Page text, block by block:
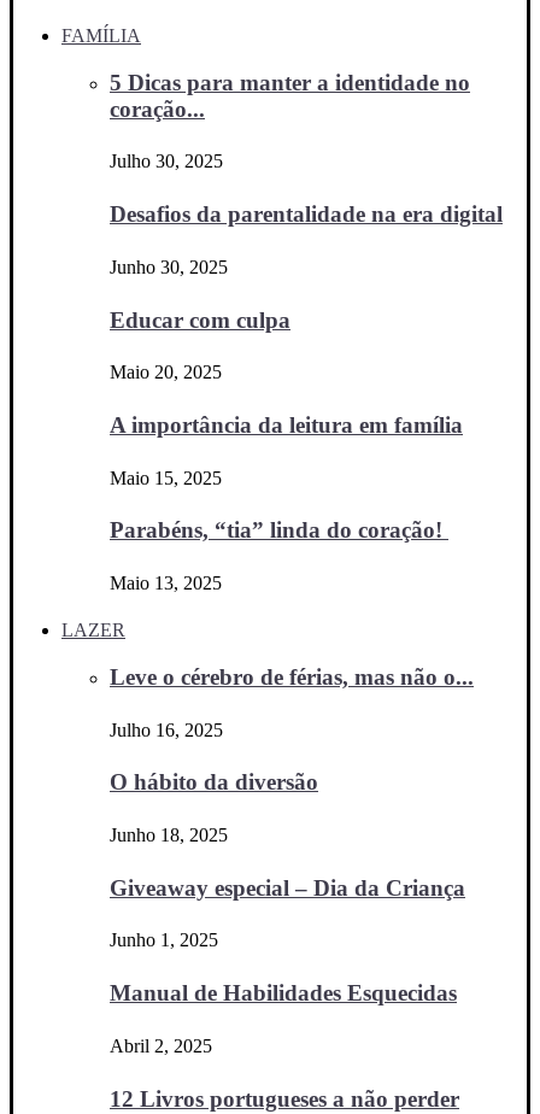
FAMÍLIA
5 Dicas para manter a identidade no
coração...
Julho 30, 2025
Desafios da parentalidade na era digital
Junho 30, 2025
Educar com culpa
Maio 20, 2025
A importância da leitura em família
Maio 15, 2025
Parabéns, “tia” linda do coração!
Maio 13, 2025
LAZER
Leve o cérebro de férias, mas não o...
Julho 16, 2025
O hábito da diversão
Junho 18, 2025
Giveaway especial – Dia da Criança
Junho 1, 2025
Manual de Habilidades Esquecidas
Abril 2, 2025
12 Livros portugueses a não perder